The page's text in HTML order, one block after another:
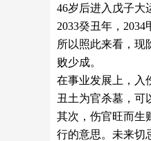
46岁后进入戊子大
2033癸丑年，
所以照此来看，现
败少成。
在事业发展上，入
丑土为官杀墓，可
其次，伤官旺而生
行的意思。未来切